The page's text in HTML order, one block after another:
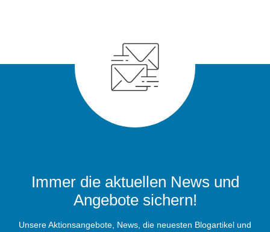
Immer die aktuellen News und
Angebote sichern!
Unsere Aktionsangebote, News, die neuesten Blogartikel und